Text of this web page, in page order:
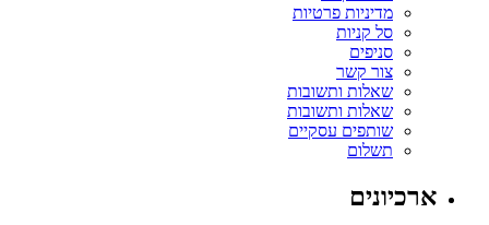
מדיניות פרטיות
סל קניות
סניפים
צור קשר
שאלות ותשובות
שאלות ותשובות
שותפים עסקיים
תשלום
ארכיונים